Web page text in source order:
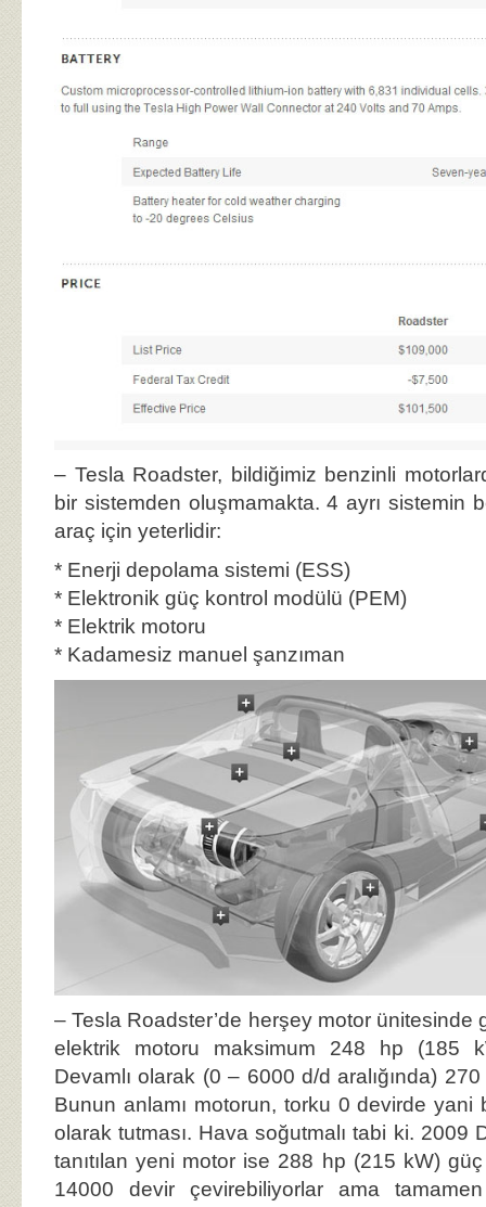
– Tesla Roadster, bildiğimiz benzinli
bir sistemden oluşmamakta. 4 ayrı sistemin
araç için yeterlidir:
* Enerji depolama sistemi (ESS)
* Elektronik güç kontrol modülü (PEM)
* Elektrik motoru
* Kadamesiz manuel şanzıman
– Tesla Roadster’de herşey motor ünitesinde
elektrik motoru maksimum 248 hp (185
Devamlı olarak (0 – 6000 d/d aralığında)
Bunun anlamı motorun, torku 0 devirde yani
olarak tutması. Hava soğutmalı tabi ki. 2009
tanıtılan yeni motor ise 288 hp (215 kW)
14000 devir çevirebiliyorlar ama